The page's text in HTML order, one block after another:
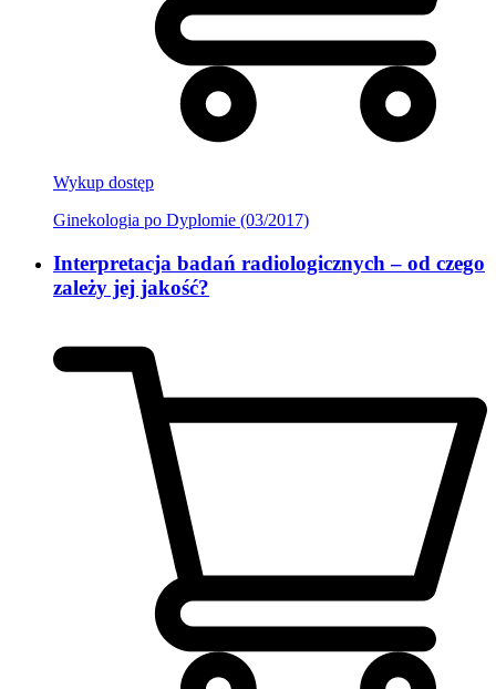
Wykup dostęp
Ginekologia po Dyplomie (03/2017)
Interpretacja badań radiologicznych – od czego
zależy jej jakość?